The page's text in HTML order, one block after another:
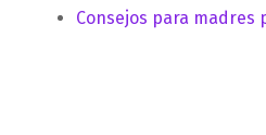
Consejos para madres